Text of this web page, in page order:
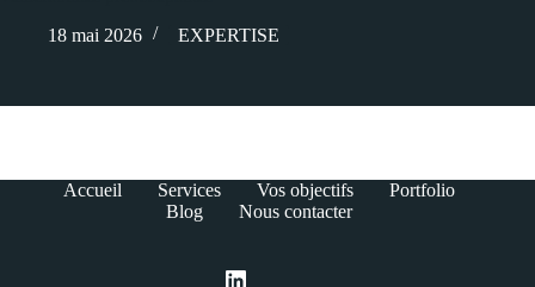
18 mai 2026
EXPERTISE
Accueil Services Vos objectifs
Portfolio
Blog
Nous contacter